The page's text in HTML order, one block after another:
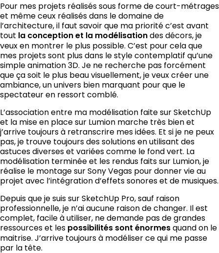
Pour mes projets réalisés sous forme de court-métrages
et même ceux réalisés dans le domaine de
l’architecture, il faut savoir que ma priorité c’est avant
tout la conception et la modélisation des décors, je
veux en montrer le plus possible. C’est pour cela que
mes projets sont plus dans le style contemplatif qu’une
simple animation 3D. Je ne recherche pas forcément
que ça soit le plus beau visuellement, je veux créer une
ambiance, un univers bien marquant pour que le
spectateur en ressort comblé.
L’association entre ma modélisation faite sur SketchUp
et la mise en place sur Lumion marche très bien et
j’arrive toujours à retranscrire mes idées. Et si je ne peux
pas, je trouve toujours des solutions en utilisant des
astuces diverses et variées comme le fond vert. La
modélisation terminée et les rendus faits sur Lumion, je
réalise le montage sur Sony Vegas pour donner vie au
projet avec l’intégration d’effets sonores et de musiques.
Depuis que je suis sur SketchUp Pro, sauf raison
professionnelle, je n’ai aucune raison de changer. Il est
complet, facile à utiliser, ne demande pas de grandes
ressources et les possibilités sont énormes quand on le
maitrise. J’arrive toujours à modéliser ce qui me passe
par la tête.